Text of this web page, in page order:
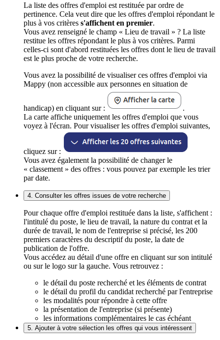
La liste des offres d'emploi est restituée par ordre de
pertinence. Cela veut dire que les offres d'emploi répondant le
plus à vos critères s'affichent en premier.
Vous avez renseigné le champ « Lieu de travail » ? La liste
restitue les offres répondant le plus à vos critères. Parmi
celles-ci sont d'abord restituées les offres dont le lieu de travail
est le plus proche de votre recherche.
Vous avez la possibilité de visualiser ces offres d'emploi via
Mappy (non accessible aux personnes en situation de
handicap) en cliquant sur :
.
La carte affiche uniquement les offres d'emploi que vous
voyez à l'écran. Pour visualiser les offres d'emploi suivantes,
cliquez sur :
Vous avez également la possibilité de changer le
« classement » des offres : vous pouvez par exemple les trier
par date.
4. Consulter les offres issues de votre recherche
Pour chaque offre d'emploi restituée dans la liste, s'affichent :
l'intitulé du poste, le lieu de travail, la nature du contrat et la
durée de travail, le nom de l'entreprise si précisé, les 200
premiers caractères du descriptif du poste, la date de
publication de l'offre.
Vous accédez au détail d'une offre en cliquant sur son intitulé
ou sur le logo sur la gauche. Vous retrouvez :
le détail du poste recherché et les éléments de contrat
le détail du profil du candidat recherché par l'entreprise
les modalités pour répondre à cette offre
la présentation de l'entreprise (si présente)
les informations complémentaires le cas échéant
5. Ajouter à votre sélection les offres qui vous intéressent